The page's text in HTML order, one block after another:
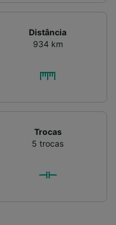
Distância
934 km
Trocas
5 trocas